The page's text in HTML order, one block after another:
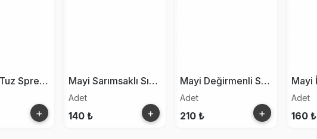
Mayi Sıvı Tuz Sprey 150ml
+
Mayi Sarımsaklı Sıvı Tuz 150 Ml
Adet
140 ₺ +
Mayi Değirmenli Salamura Tuz 110g
Adet
210 ₺ +
Adet
160 ₺